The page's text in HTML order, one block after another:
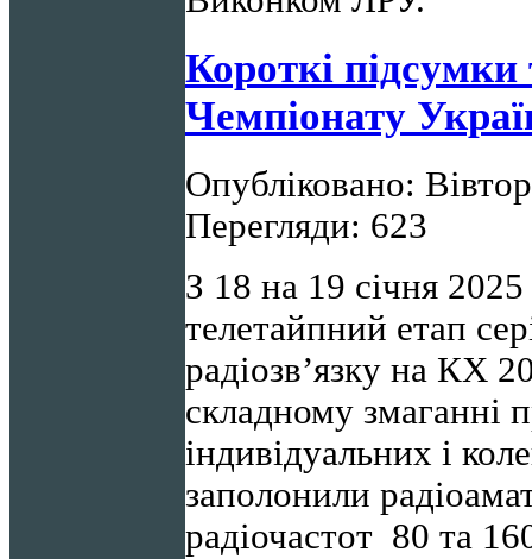
Короткі
Чемпіонату
Опубліковано:
Перегляди: 623
З 18 на 19 січня
телетайпний етап
радіозв’язку на КХ
складному змаганні
індивідуальних і
заполонили
радіочастот 80 та